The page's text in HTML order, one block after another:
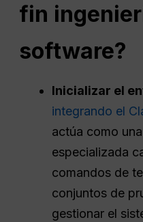
fin
software?
Inicializar el
integrando el
actúa como
especializada
comandos de
conjuntos de
gestionar el